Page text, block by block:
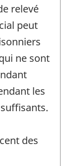
relevé
peut
ne sont
les
des